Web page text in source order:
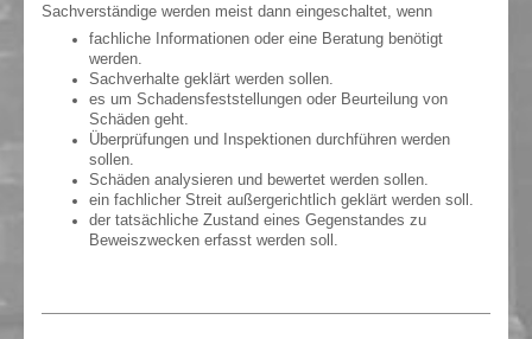
Sachverständige werden meist dann eingeschaltet, wenn
fachliche Informationen oder eine Beratung benötigt
werden.
Sachverhalte geklärt werden sollen.
es um Schadensfeststellungen oder Beurteilung von
Schäden geht.
Überprüfungen und Inspektionen durchführen werden
sollen.
Schäden analysieren und bewertet werden sollen.
ein fachlicher Streit außergerichtlich geklärt werden soll.
der tatsächliche Zustand eines Gegenstandes zu
Beweiszwecken erfasst werden soll.